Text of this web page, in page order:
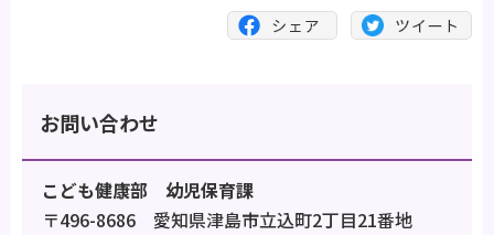
お問い合わせ
こども健康部 幼児保育課
〒496-8686 愛知県津島市立込町2丁目21番地